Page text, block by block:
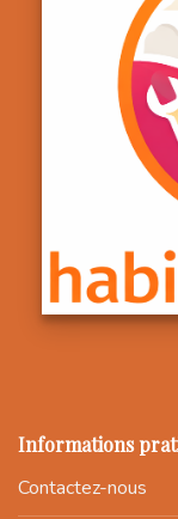
Informations
Contactez-nous